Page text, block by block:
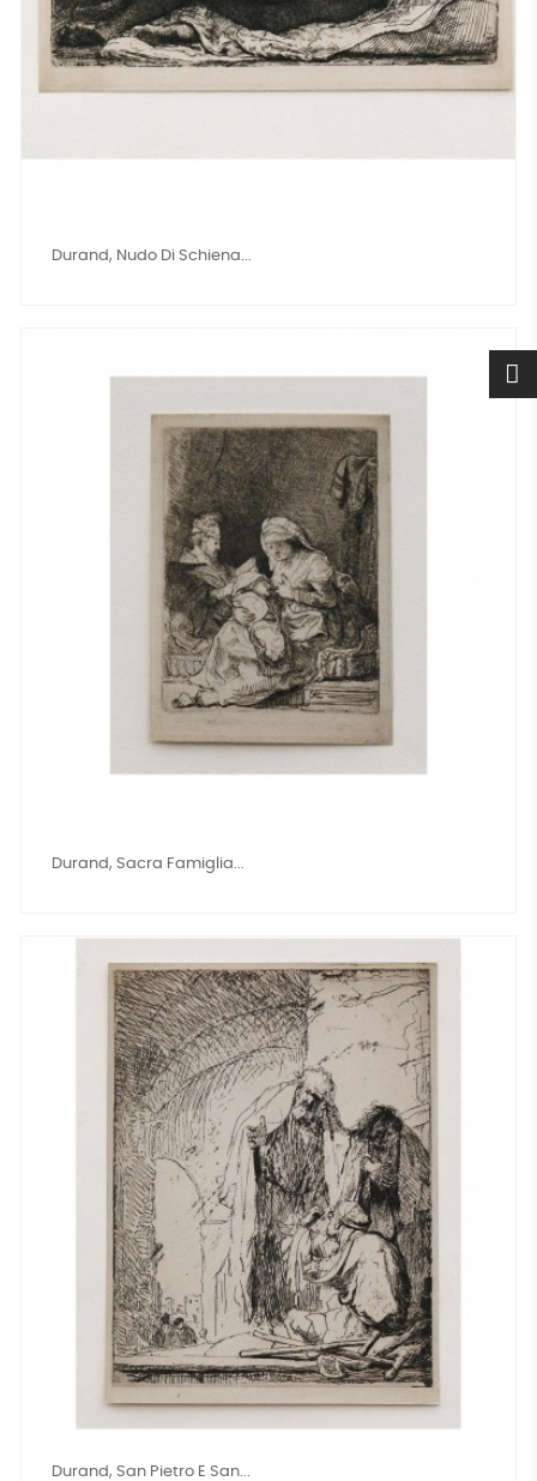
Durand, Nudo Di Schiena...
Durand, Sacra Famiglia...
Durand, San Pietro E San...